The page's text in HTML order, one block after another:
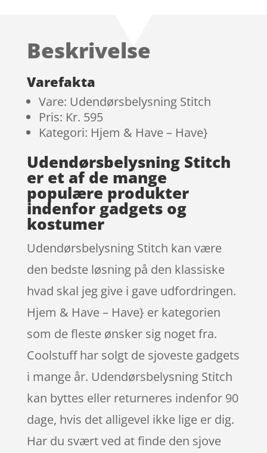
Beskrivelse
Varefakta
Vare: Udendørsbelysning Stitch
Pris: Kr. 595
Kategori: Hjem & Have – Have}
Udendørsbelysning Stitch
er et af de mange
populære produkter
indenfor gadgets og
kostumer
Udendørsbelysning Stitch kan være
den bedste løsning på den klassiske
hvad skal jeg give i gave udfordringen.
Hjem & Have – Have} er kategorien
som de fleste ønsker sig noget fra.
Coolstuff har solgt de sjoveste gadgets
i mange år. Udendørsbelysning Stitch
kan byttes eller returneres indenfor 90
dage, hvis det alligevel ikke lige er dig.
Har du svært ved at finde den sjove